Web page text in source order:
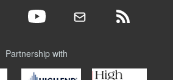
Partnership with